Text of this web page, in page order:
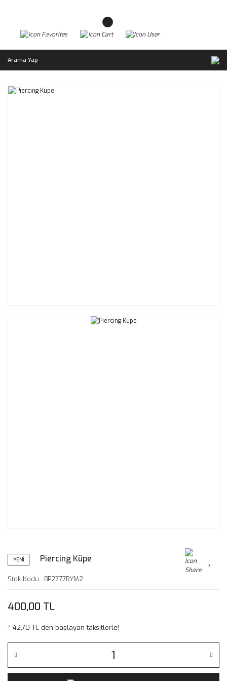
Arama Yap
YENİ Piercing Küpe
Stok Kodu BP2777RYM2
400,00 TL
* 42,70 TL den başlayan taksitlerle!